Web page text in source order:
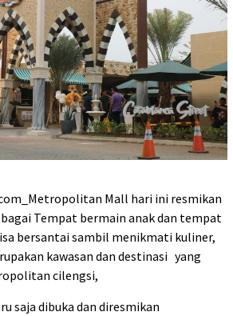
Mall hari ini resmikan
Tempat bermain anak dan tempat
bersantai sambil menikmati kuliner,
kawasan dan destinasi yang
cilengsi,
saja dibuka dan diresmikan